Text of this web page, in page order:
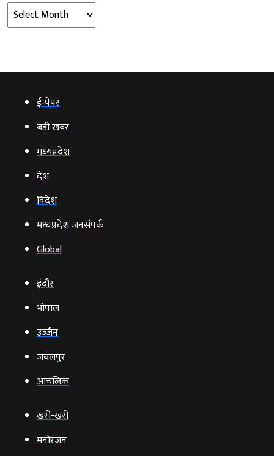
Archives
ई‑पेपर
बड़ी खबर
मध्‍यप्रदेश
देश
विदेश
मध्यप्रदेश जनसंपर्क
Global
इंदौर
भोपाल
उज्‍जैन
जबलपुर
आचंलिक
खरी-खरी
मनोरंजन